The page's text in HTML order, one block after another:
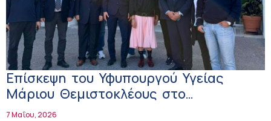
Επίσκεψη του Υφυπουργού Υγείας
Μάριου Θεμιστοκλέους στο
Πανεπιστημιακό ΓΝ Πατρών και στο
7 Μαΐου, 2026